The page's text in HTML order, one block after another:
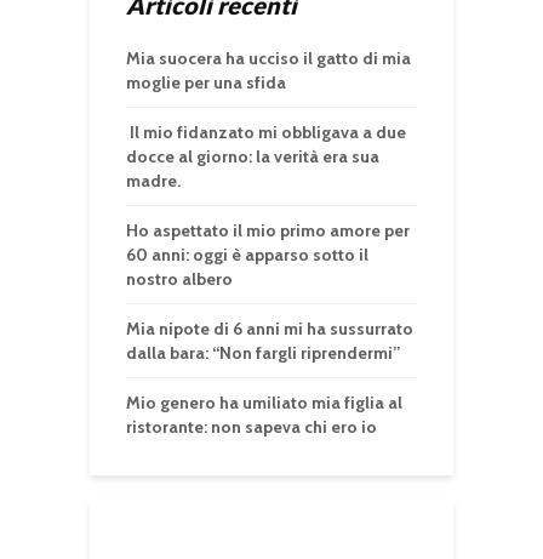
Mia suocera ha ucciso il gatto di mia
moglie per una sfida
Il mio fidanzato mi obbligava a due
docce al giorno: la verità era sua
madre.
Ho aspettato il mio primo amore per
60 anni: oggi è apparso sotto il
nostro albero
Mia nipote di 6 anni mi ha sussurrato
dalla bara: “Non fargli riprendermi”
Mio genero ha umiliato mia figlia al
ristorante: non sapeva chi ero io